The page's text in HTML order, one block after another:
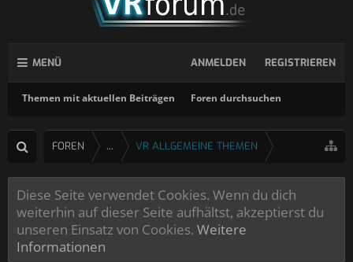
MENÜ
Themen mit aktuellen Beiträgen Foren durchsuchen
ANMELDEN REGISTRIEREN
FOREN ... VR ALLGEMEINE THEMEN
Diese Seite verwendet Cookies. Wenn du dich
weiterhin auf dieser Seite aufhältst, akzeptierst du
unseren Einsatz von Cookies. Weitere
Informationen